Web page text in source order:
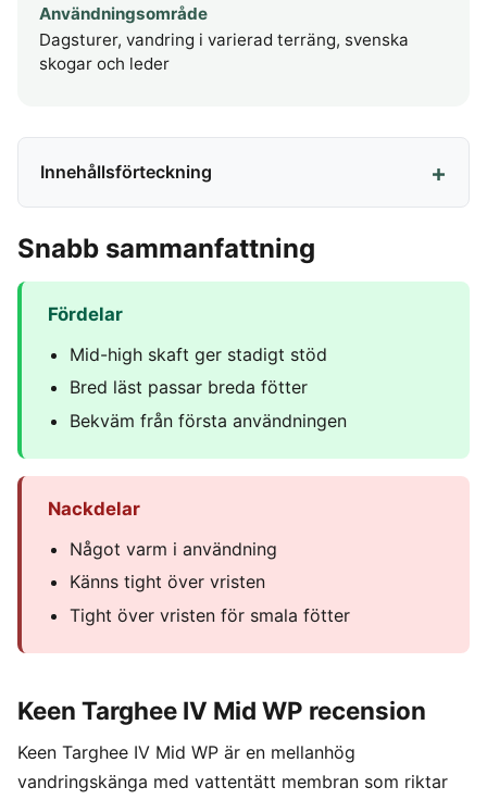
Användningsområde
Dagsturer, vandring i varierad terräng, svenska
skogar och leder
Innehållsförteckning
Snabb sammanfattning
Fördelar
Mid-high skaft ger stadigt stöd
Bred läst passar breda fötter
Bekväm från första användningen
Nackdelar
Något varm i användning
Känns tight över vristen
Tight över vristen för smala fötter
Keen Targhee IV Mid WP recension
Keen Targhee IV Mid WP är en mellanhög
vandringskänga med vattentätt membran som riktar